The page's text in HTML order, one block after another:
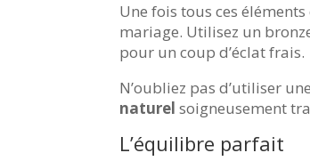
Une fois tous ces
mariage. Utilisez un
pour un coup d’éclat frais.
N’oubliez pas d’utiliser
naturel soigneusement
L’équilibre parfait